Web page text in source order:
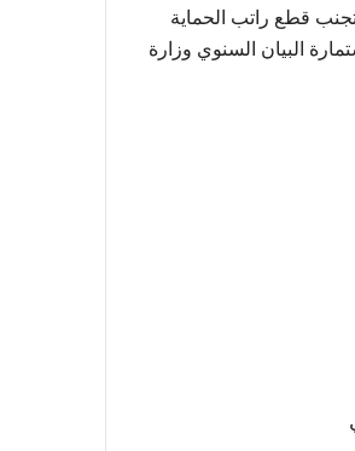
قطع راتب الحماية
قار، كربلاء، عبر استمارة البيان السنوي وزارة